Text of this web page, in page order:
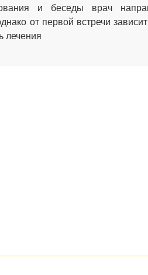
и беседы врач
от первой встречи
лечения